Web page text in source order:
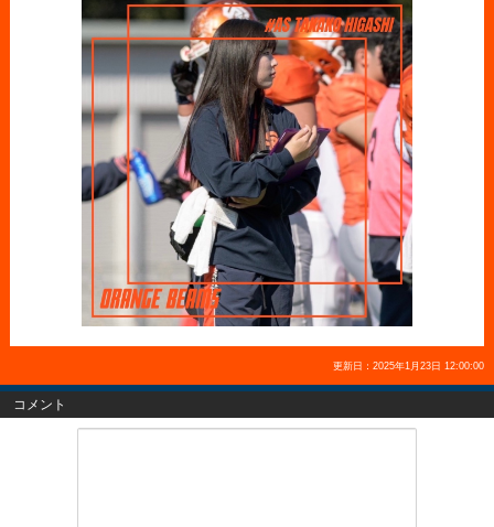
更新日：2025年1月23日 12:00:00
コメント